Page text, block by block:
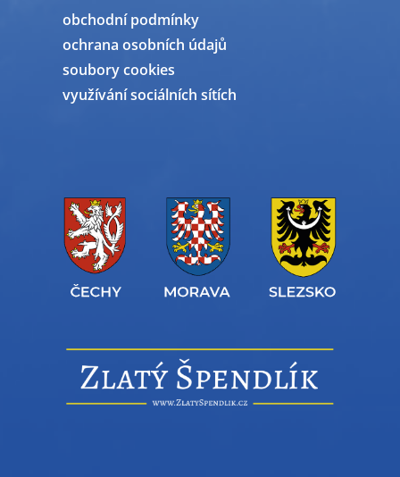
obchodní podmínky
ochrana osobních údajů
soubory cookies
využívání sociálních sítích